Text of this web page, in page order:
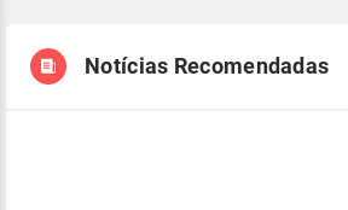
Notícias Recomendadas